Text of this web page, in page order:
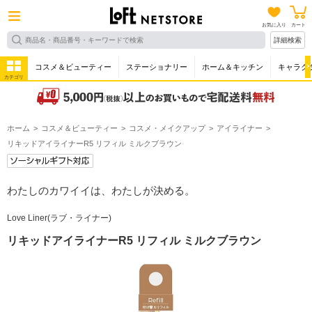
お気に入り カート
詳細検索
カテゴリ
コスメ＆ビューティー ステーショナリー ホーム＆キッチン キャラク
ホーム コスメ＆ビューティー コスメ・メイクアップ
アイライナー
リキッドアイライナーR5 リフィル ミルクブラウン
わたしのカワイイは、わたしが決める。
Love Liner(ラブ・ライナー)
リキッドアイライナーR5 リフィル ミルクブラウン